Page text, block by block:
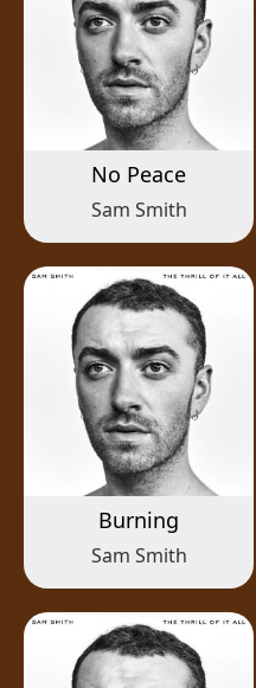
No Peace
Sam Smith
Burning
Sam Smith